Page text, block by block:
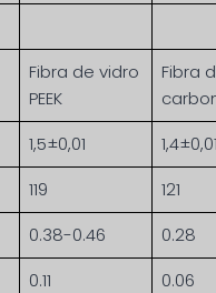
Fibra de vidro
PEEK
Fibra
1,5±0,01 1,4±0,01
119 121
0.38-0.46 0.28
0.11 0.06